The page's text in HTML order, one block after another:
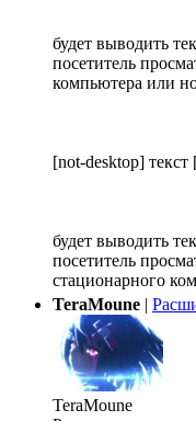
будет выводить
посетитель
компьютера или
[not-desktop] текст
будет выводить
посетитель
стационарного
TeraMoune
TeraMoune